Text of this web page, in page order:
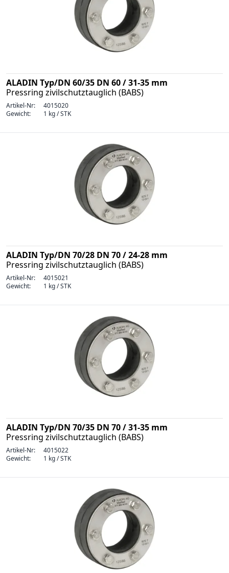
ALADIN Typ/DN 60/35 DN 60 / 31-35 mm
Pressring zivilschutztauglich (BABS)
Artikel-Nr:
4015020
Gewicht:
1 kg / STK
ALADIN Typ/DN 70/28 DN 70 / 24-28 mm
Pressring zivilschutztauglich (BABS)
Artikel-Nr:
4015021
Gewicht:
1 kg / STK
ALADIN Typ/DN 70/35 DN 70 / 31-35 mm
Pressring zivilschutztauglich (BABS)
Artikel-Nr:
4015022
Gewicht:
1 kg / STK